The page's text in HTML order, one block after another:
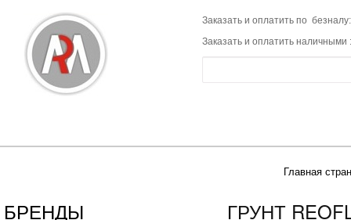
Заказать и оплатить по
Заказать и оплатить наличными
Главная
БРЕНДЫ
ГРУНТ